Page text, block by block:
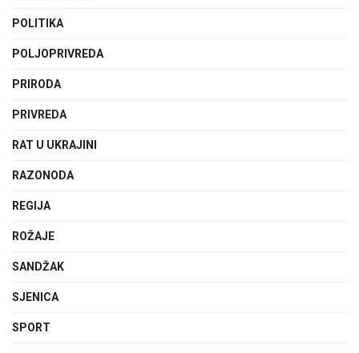
POLITIKA
POLJOPRIVREDA
PRIRODA
PRIVREDA
RAT U UKRAJINI
RAZONODA
REGIJA
ROŽAJE
SANDŽAK
SJENICA
SPORT